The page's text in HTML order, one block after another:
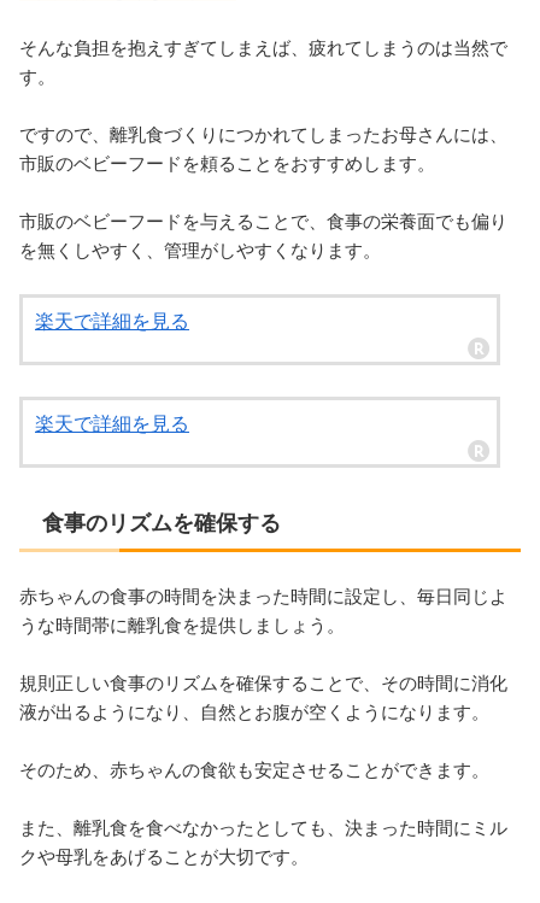
そんな負担を抱えすぎてしまえば、疲れてしまうのは当然で
す。
ですので、離乳食づくりにつかれてしまったお母さんには、
市販のベビーフードを頼ることをおすすめします。
市販のベビーフードを与えることで、食事の栄養面でも偏り
を無くしやすく、管理がしやすくなります。
楽天で詳細を見る
楽天で詳細を見る
食事のリズムを確保する
赤ちゃんの食事の時間を決まった時間に設定し、毎日同じよ
うな時間帯に離乳食を提供しましょう。
規則正しい食事のリズムを確保することで、その時間に消化
液が出るようになり、自然とお腹が空くようになります。
そのため、赤ちゃんの食欲も安定させることができます。
また、離乳食を食べなかったとしても、決まった時間にミル
クや母乳をあげることが大切です。